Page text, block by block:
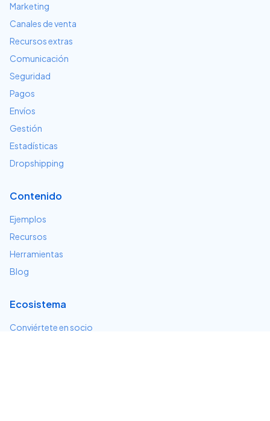
Marketing
Canales de venta
Recursos extras
Comunicación
Seguridad
Pagos
Envíos
Gestión
Estadísticas
Dropshipping
Contenido
Ejemplos
Recursos
Herramientas
Blog
Ecosistema
Conviértete en socio